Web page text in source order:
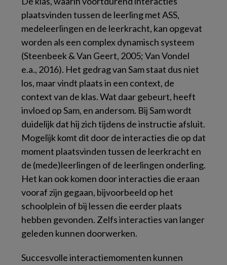
plaatsvinden tussen de leerling met ASS,
medeleerlingen en de leerkracht, kan opgevat
worden als een complex dynamisch systeem
(Steenbeek & Van Geert, 2005; Van Vondel
e.a., 2016). Het gedrag van Sam staat dus niet
los, maar vindt plaats in een context, de
context van de klas. Wat daar gebeurt, heeft
invloed op Sam, en andersom. Bij Sam wordt
duidelijk dat hij zich tijdens de instructie afsluit.
Mogelijk komt dit door de interacties die op dat
moment plaatsvinden tussen de leerkracht en
de (mede)leerlingen of de leerlingen onderling.
Het kan ook komen door interacties die eraan
vooraf zijn gegaan, bijvoorbeeld op het
schoolplein of bij lessen die eerder plaats
hebben gevonden. Zelfs interacties van langer
geleden kunnen doorwerken.
Succesvolle interactiemomenten kunnen